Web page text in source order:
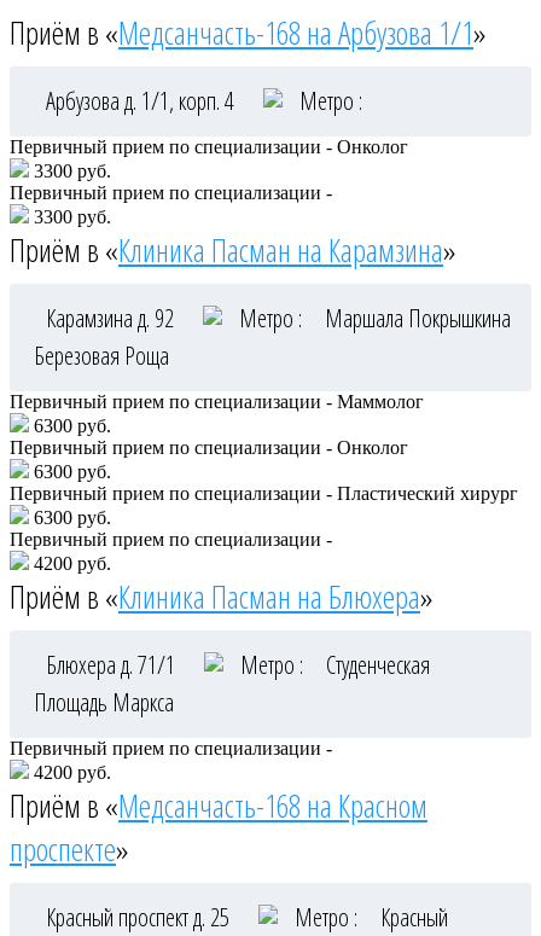
Приём в «Медсанчасть-168 на Арбузова 1/1»
Арбузова д. 1/1, корп. 4 Метро :
Первичный прием по специализации - Онколог
3300 руб.
Первичный прием по специализации -
3300 руб.
Приём в «Клиника Пасман на Карамзина»
Карамзина д. 92 Метро :
Маршала Покрышкина
Березовая Роща
Первичный прием по специализации - Маммолог
6300 руб.
Первичный прием по специализации - Онколог
6300 руб.
Первичный прием по специализации - Пластический хирург
6300 руб.
Первичный прием по специализации -
4200 руб.
Приём в «Клиника Пасман на Блюхера»
Блюхера д. 71/1 Метро :
Студенческая
Площадь Маркса
Первичный прием по специализации -
4200 руб.
Приём в «Медсанчасть-168 на Красном
проспекте»
Красный проспект д. 25 Метро :
Красный